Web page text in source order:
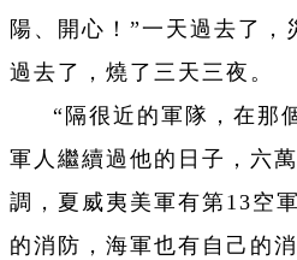
陽、開心！”一天過去了，
過去了，燒了三天三夜。
“隔很近的軍隊，在那
軍人繼續過他的日子，六
調，夏威夷美軍有第13空
的消防，海軍也有自己的